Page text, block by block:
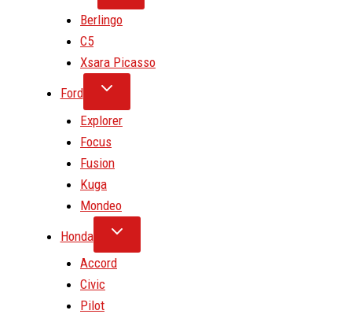
Berlingo
C5
Xsara Picasso
Ford
Explorer
Focus
Fusion
Kuga
Mondeo
Honda
Accord
Civic
Pilot